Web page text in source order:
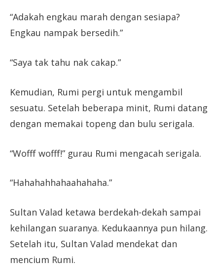
“Adakah engkau marah dengan sesiapa?
Engkau nampak bersedih.”
“Saya tak tahu nak cakap.”
Kemudian, Rumi pergi untuk mengambil
sesuatu. Setelah beberapa minit, Rumi datang
dengan memakai topeng dan bulu serigala.
“Wofff wofff!” gurau Rumi mengacah serigala.
“Hahahahhahaahahaha.”
Sultan Valad ketawa berdekah-dekah sampai
kehilangan suaranya. Kedukaannya pun hilang.
Setelah itu, Sultan Valad mendekat dan
mencium Rumi.